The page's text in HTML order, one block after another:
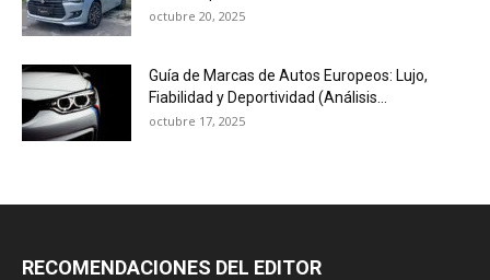
octubre 20, 2025
Guía de Marcas de Autos Europeos: Lujo,
Fiabilidad y Deportividad (Análisis...
octubre 17, 2025
RECOMENDACIONES DEL EDITOR